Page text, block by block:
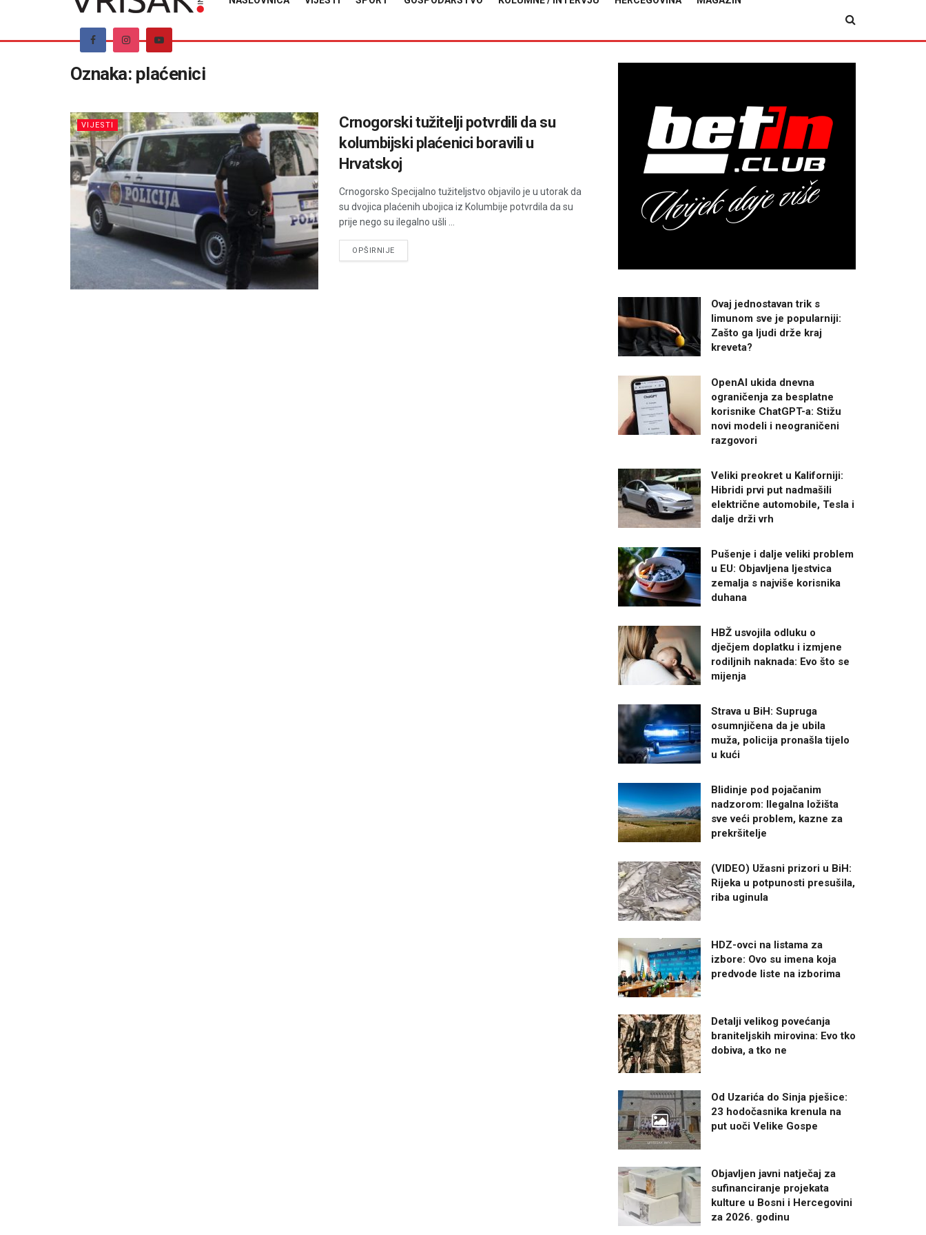
Oznaka: plaćenici
VIJESTI
Crnogorski tužitelji potvrdili da su
kolumbijski plaćenici boravili u
Hrvatskoj
Crnogorsko Specijalno tužiteljstvo objavilo je u utorak da
su dvojica plaćenih ubojica iz Kolumbije potvrdila da su
prije nego su ilegalno ušli ...
OPŠIRNIJEDETAILS
Ovaj jednostavan trik s
limunom sve je popularniji:
Zašto ga ljudi drže kraj
kreveta?
OpenAI ukida dnevna
ograničenja za besplatne
korisnike ChatGPT-a: Stižu
novi modeli i neograničeni
razgovori
Veliki preokret u Kaliforniji:
Hibridi prvi put nadmašili
električne automobile, Tesla i
dalje drži vrh
Pušenje i dalje veliki problem
u EU: Objavljena ljestvica
zemalja s najviše korisnika
duhana
HBŽ usvojila odluku o
dječjem doplatku i izmjene
rodiljnih naknada: Evo što se
mijenja
Strava u BiH: Supruga
osumnjičena da je ubila
muža, policija pronašla tijelo
u kući
Blidinje pod pojačanim
nadzorom: Ilegalna ložišta
sve veći problem, kazne za
prekršitelje
(VIDEO) Užasni prizori u BiH:
Rijeka u potpunosti presušila,
riba uginula
HDZ-ovci na listama za
izbore: Ovo su imena koja
predvode liste na izborima
Detalji velikog povećanja
braniteljskih mirovina: Evo tko
dobiva, a tko ne
Od Uzarića do Sinja pješice:
23 hodočasnika krenula na
put uoči Velike Gospe
Objavljen javni natječaj za
sufinanciranje projekata
kulture u Bosni i Hercegovini
za 2026. godinu